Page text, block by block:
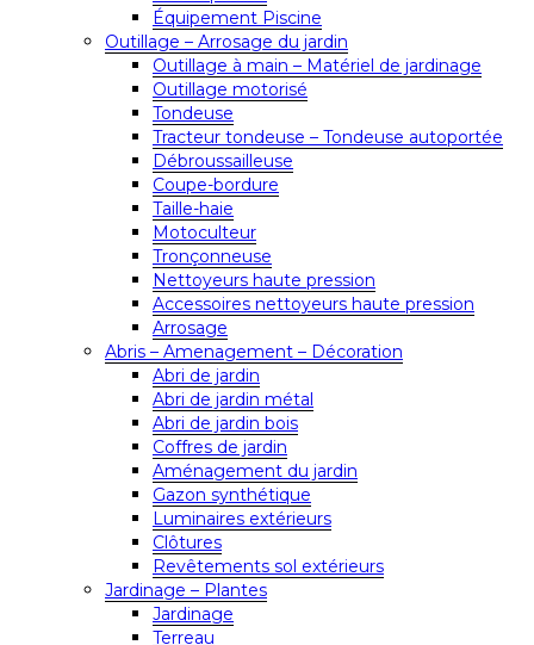
Équipement Piscine
Outillage – Arrosage du jardin
Outillage à main – Matériel de jardinage
Outillage motorisé
Tondeuse
Tracteur tondeuse – Tondeuse autoportée
Débroussailleuse
Coupe-bordure
Taille-haie
Motoculteur
Tronçonneuse
Nettoyeurs haute pression
Accessoires nettoyeurs haute pression
Arrosage
Abris – Amenagement – Décoration
Abri de jardin
Abri de jardin métal
Abri de jardin bois
Coffres de jardin
Aménagement du jardin
Gazon synthétique
Luminaires extérieurs
Clôtures
Revêtements sol extérieurs
Jardinage – Plantes
Jardinage
Terreau